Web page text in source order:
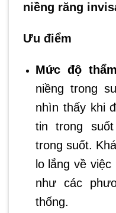
niềng răng
Ưu điểm
Mức độ
niềng trong
nhìn thấy khi
tin trong
trong suốt.
lo lắng về
như các
thống.